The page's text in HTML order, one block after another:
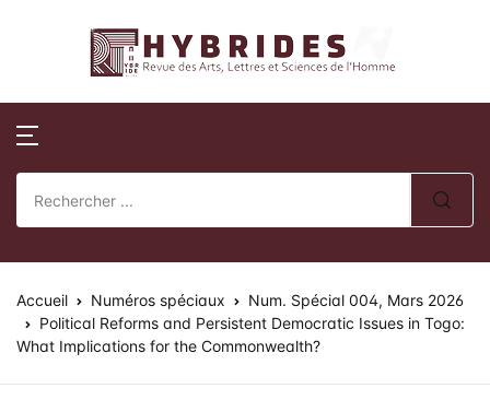
Revue Hybrides
Accueil
Publications
Numéros
Actes de
Revue Hybrides
Revue
Sur la révue
Comité
Actualités
Compte
Se souvenir de
Accueil Numéros spéciaux
Num. Spécial 004, Mars 2026
Political Reforms and Persistent Democratic Issues in Togo:
What Implications for the Commonwealth?